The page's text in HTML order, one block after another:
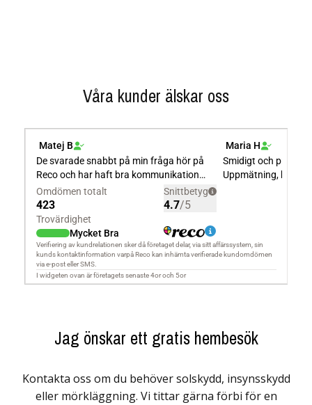
Våra kunder älskar oss
Jag önskar ett gratis hembesök
Kontakta oss om du behöver solskydd, insynsskydd
eller mörkläggning. Vi tittar gärna förbi för en